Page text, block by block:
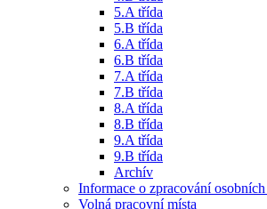
5.A třída
5.B třída
6.A třída
6.B třída
7.A třída
7.B třída
8.A třída
8.B třída
9.A třída
9.B třída
Archív
Informace o zpracování
Volná pracovní místa